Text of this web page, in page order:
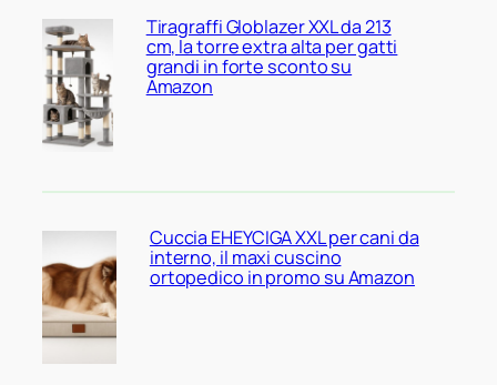
Tiragraffi Globlazer XXL da 213
cm, la torre extra alta per gatti
grandi in forte sconto su
Amazon
Cuccia EHEYCIGA XXL per cani da
interno, il maxi cuscino
ortopedico in promo su Amazon